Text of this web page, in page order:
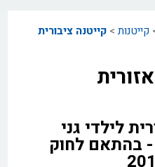
קייטנות >קייטנה ציבורית
לילדי גני
- בהתאם לחוק